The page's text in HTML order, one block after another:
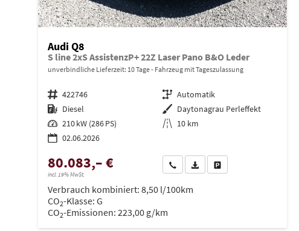
Audi Q8
S line 2xS AssistenzP+ 22Z Laser Pano B&O Leder
unverbindliche Lieferzeit: 10 Tage Fahrzeug mit Tageszulassung
Fahrzeugnr. 422746 Getriebe Automatik
Kraftstoff Diesel Außenfarbe Daytonagrau Perleffekt
Leistung 210 kW (286 PS) Kilometerstand 10 km
02.06.2026
80.083,– €
incl. 19% MwSt.
Wir rufen Sie anPDF-Datei, Fahrzeugexposé
Drucken, parken oder
Verbrauch kombiniert: 8,50 l/100km
CO2-Klasse: G
CO2-Emissionen: 223,00 g/km